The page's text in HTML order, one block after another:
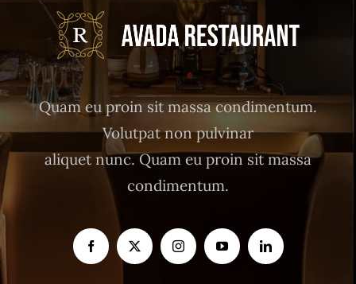
Quam eu proin sit massa condimentum.
Volutpat non pulvinar
aliquet nunc. Quam eu proin sit massa
condimentum.